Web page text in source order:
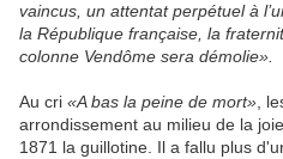
vaincus, un attentat perpétuel à
la République française, la
colonne Vendôme sera démolie».
Au cri «A bas la peine de mort» ,
arrondissement au milieu de la
1871 la guillotine. Il a fallu plus